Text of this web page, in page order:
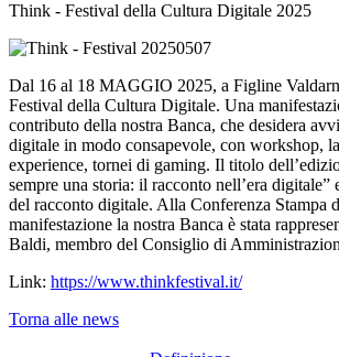
Think - Festival della Cultura Digitale 2025
Dal 16 al 18 MAGGIO 2025, a Figline
Festival della Cultura Digitale. Una
contributo della nostra Banca, che desidera
digitale in modo consapevole, con workshop,
experience, tornei di gaming. Il titolo
sempre una storia: il racconto nell’era digitale”
del racconto digitale. Alla Conferenza Stampa
manifestazione la nostra Banca è stata
Baldi, membro del Consiglio di
Link: https://www.thinkfestival.it/
Torna alle news